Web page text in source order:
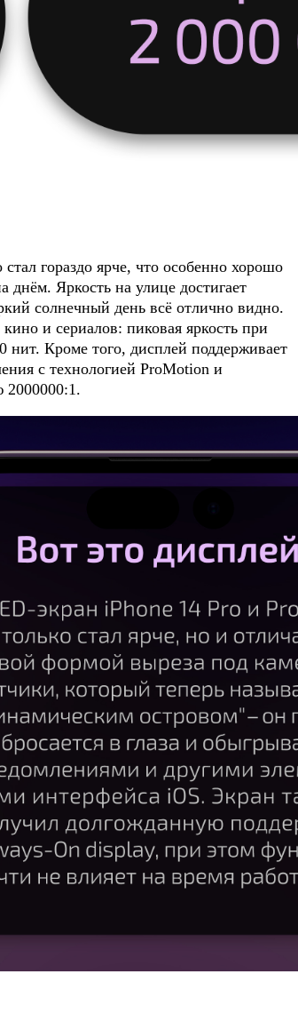
гораздо ярче, что особенно хорошо
Яркость на улице достигает
солнечный день всё отлично видно.
и сериалов: пиковая яркость при
нит. Кроме того, дисплей поддерживает
с технологией ProMotion и
2000000:1.